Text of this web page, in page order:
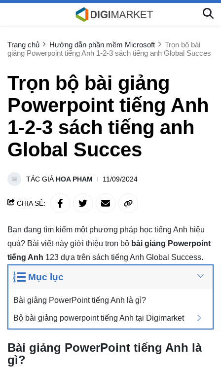
Trang chủ Hướng dẫn phần mềm Microsoft
Trọn bộ bài
giảng Powerpoint tiếng Anh 1-2-3 sách tiếng anh Global Succes
Trọn bộ bài giảng
Powerpoint tiếng Anh
1-2-3 sách tiếng anh
Global Succes
TÁC GIẢ HOA PHAM 11/09/2024
CHIA SẺ:
Bạn đang tìm kiếm một phương pháp học tiếng Anh hiệu
quả? Bài viết này giới thiệu trọn bộ bài giảng Powerpoint
tiếng Anh 123 dựa trên sách tiếng Anh Global Success.
Mục lục
Bài giảng PowerPoint tiếng Anh là gì?
Bộ bài giảng powerpoint tiếng Anh tại Digimarket
Bài giảng PowerPoint tiếng Anh là
gì?